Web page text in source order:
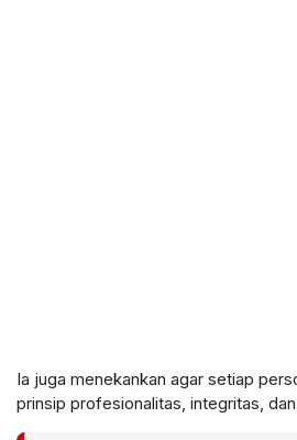
Ia juga menekankan agar setiap
prinsip profesionalitas, integritas,